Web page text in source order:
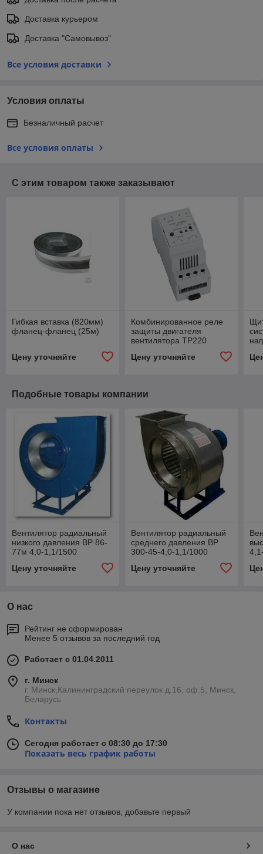
Доставка курьером
Доставка "Самовывоз"
Все условия доставки
Условия оплаты
Безналичный расчет
Все условия оплаты
С этим товаром также заказывают
Гибкая вставка (820мм)
фланец-фланец (25м)
Цену уточняйте
Комбинированное реле
защиты двигателя
вентилятора ТР220
Цену уточняйте
Подобные товары компании
Вентилятор радиальный
низкого давления ВР 86-
77м 4,0-1,1/1500
Цену уточняйте
Вентилятор радиальный
среднего давления ВР
300-45-4,0-1,1/1000
Цену уточняйте
О нас
Рейтинг не сформирован
Менее 5 отзывов за последний год
Работает с 01.04.2011
г. Минск
г. Минск,Калининградский переулок д.16, оф.5, Минск,
Беларусь
Контакты
Сегодня работает с 08:30 до 17:30
Показать весь график работы
Отзывы о магазине
У компании пока нет отзывов, добавьте первый
О нас